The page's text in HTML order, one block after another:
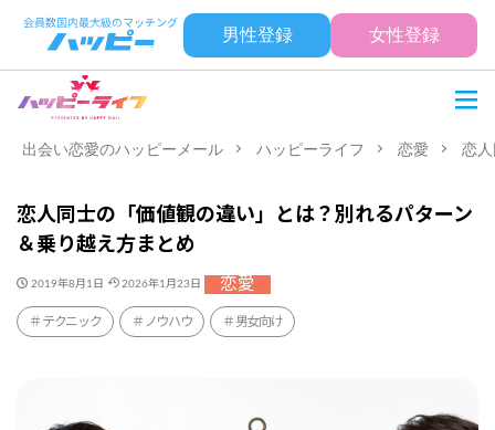
男性登録 女性登録
出会い恋愛のハッピーメール ハッピーライフ 恋愛 恋
恋人同士の「価値観の違い」とは？別れるパターン
＆乗り越え方まとめ
2019年8月1日 2026年1月23日 恋愛
テクニック ノウハウ 男女向け